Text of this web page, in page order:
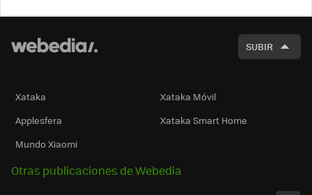
SUBIR
Xataka
Xataka Móvil
Applesfera
Xataka Smart Home
Mundo Xiaomi
Otras publicaciones de Webedia